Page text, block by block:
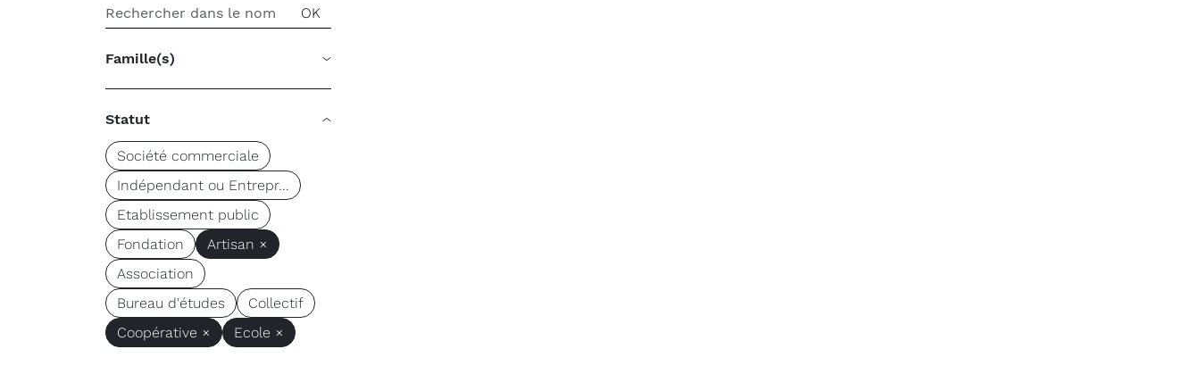
Famille(s)
Statut
Société commerciale
Indépendant ou Entrepr...
Etablissement public
Fondation
Artisan ×
Association
Bureau d'études
Collectif
Coopérative ×
Ecole ×